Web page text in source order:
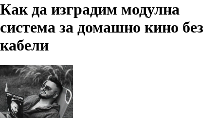
Как да изградим модулна
система за домашно кино без
кабели